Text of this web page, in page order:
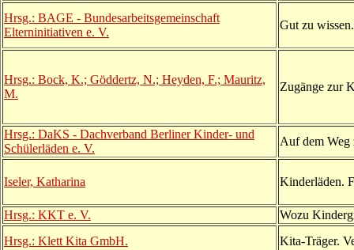
Hrsg.: BAGE - Bundesarbeitsgemeinschaft
Elterninitiativen e. V.
Gut zu
Hrsg.: Bock, K.; Göddertz, N.; Heyden, F.; Mauritz,
M.
Zugänge zur
Hrsg.: DaKS - Dachverband Berliner Kinder- und
Schülerläden e. V.
Auf dem Weg
Iseler, Katharina Kinderläden.
Hrsg.: KKT e. V.
Wozu
Hrsg.: Klett Kita GmbH.
Kita-Träger.